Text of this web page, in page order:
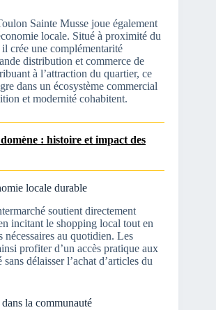
Sainte Musse joue également
locale. Situé à proximité du
crée une complémentarité
distribution et commerce de
à l’attraction du quartier, ce
dans un écosystème commercial
et modernité cohabitent.
: histoire et impact des
locale durable
soutient directement
incitant le shopping local tout en
nécessaires au quotidien. Les
profiter d’un accès pratique aux
délaisser l’achat d’articles du
la communauté